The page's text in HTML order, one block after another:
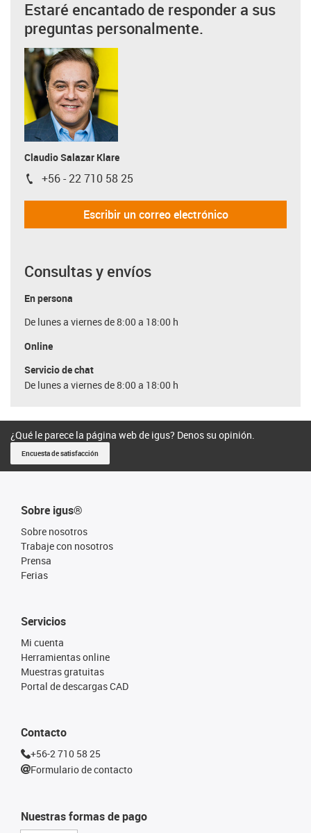
Estaré encantado de responder a sus
preguntas personalmente.
Claudio Salazar Klare
igus-icon-phone
+56 - 22 710 58 25
Escribir un correo electrónico
Consultas y envíos
En persona
De lunes a viernes de 8:00 a 18:00 h
Online
Servicio de chat
De lunes a viernes de 8:00 a 18:00 h
¿Qué le parece la página web de igus? Denos su opinión.
Encuesta de satisfacción
Sobre igus®
Sobre nosotros
Trabaje con nosotros
Prensa
Ferias
Nuestras formas de pago
Servicios
Mi cuenta
Herramientas online
Muestras gratuitas
Portal de descargas CAD
Contacto
+56-2 710 58 25
Formulario de contacto